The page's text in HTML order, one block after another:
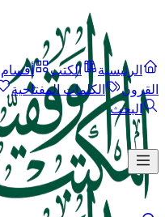
الرئيسية الكتب
القرون
الكلمات المفتاحية
البحث